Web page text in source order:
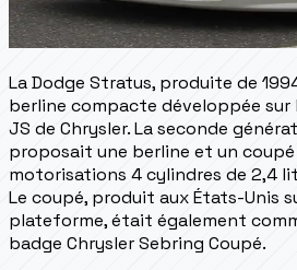
La Dodge Stratus, produite de
berline compacte développée
JS de Chrysler. La seconde
proposait une berline et un coupé
motorisations 4 cylindres de 2,4
Le coupé, produit aux États-Unis
plateforme, était également
badge Chrysler Sebring Coupé.